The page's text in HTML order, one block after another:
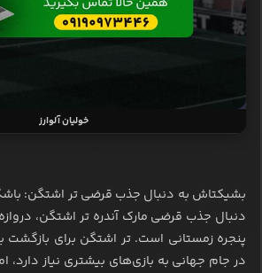
خولیان آلوارز
بشیکتاش به دنبال جذب قرضی تر اشتگن:
دنبال جذب قرضی مارک آندره تر اشتگن،
پنجره زمستانی است. تر اشتگن برای
در جام جهانی به بازی‌های بیشتری نیاز دارد،